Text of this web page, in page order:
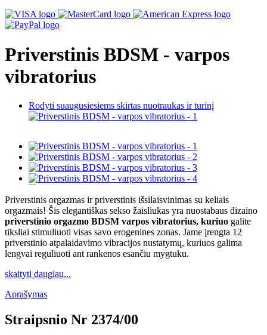
Priverstinis BDSM - varpos
vibratorius
Rodyti suaugusiesiems skirtas nuotraukas ir turinį
Priverstinis orgazmas ir priverstinis išsilaisvinimas su keliais
orgazmais! Šis elegantiškas sekso žaisliukas yra nuostabaus dizaino
priverstinio orgazmo BDSM varpos vibratorius, kuriuo galite
tiksliai stimuliuoti visas savo erogenines zonas. Jame įrengta 12
priverstinio atpalaidavimo vibracijos nustatymų, kuriuos galima
lengvai reguliuoti ant rankenos esančiu mygtuku.
skaityti daugiau...
Aprašymas
Straipsnio Nr 2374/00